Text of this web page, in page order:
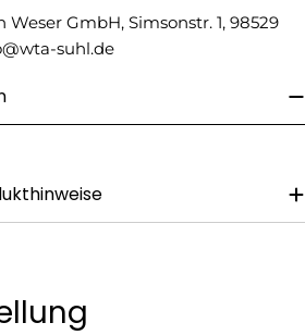
Weser GmbH, Simsonstr. 1, 98529
suhl.de